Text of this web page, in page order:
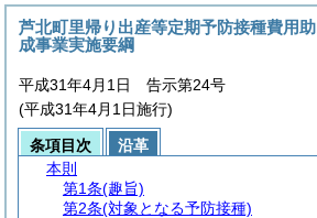
芦北町里帰り出産等定期予防接種費用助
成事業実施要綱
平成31年4月1日 告示第24号
(平成31年4月1日施行)
条項目次
沿革
本則
第1条(趣旨)
第2条(対象となる予防接種)